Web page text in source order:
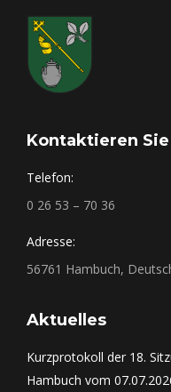
Kontaktieren
Telefon:
0 26 53 – 70 36
Adresse:
56761 Hambuch,
Aktuelles
Kurzprotokoll der 18.
Hambuch vom